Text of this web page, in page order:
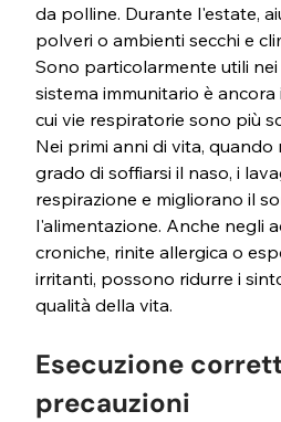
da polline. Durante l'estate,
polveri o ambienti secchi e
Sono particolarmente utili nei
sistema immunitario è
cui vie respiratorie sono più
Nei primi anni di vita,
grado di soffiarsi il naso, i
respirazione e migliorano il
l'alimentazione. Anche negli
croniche, rinite allergica o
irritanti, possono ridurre i
qualità della vita.
Esecuzione
precauzioni